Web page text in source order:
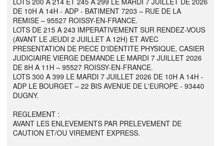
DE 10H A 14H - ADP - BATIMENT 7203 – RUE DE LA
REMISE – 95527 ROISSY-EN-FRANCE.
LOTS DE 215 A 243 IMPERATIVEMENT SUR RENDEZ-VOUS
(AVANT LE JEUDI 2 JUILLET A 12H) ET AVEC
PRESENTATION DE PIECE D'IDENTITE PHYSIQUE, CASIER
JUDICIAIRE VIERGE DEMANDE LE MARDI 7 JUILLET 2026
DE 8H A 11H – 95527 ROISSY-EN-FRANCE.
LOTS 300 A 399 LE MARDI 7 JUILLET 2026 DE 10H A 14H -
ADP LE BOURGET – 22 BIS AVENUE DE L'EUROPE - 93440
DUGNY.
REGLEMENT :
AVANT LES ENLEVEMENTS PAR PRELEVEMENT DE
CAUTION ET/OU VIREMENT EXPRESS.